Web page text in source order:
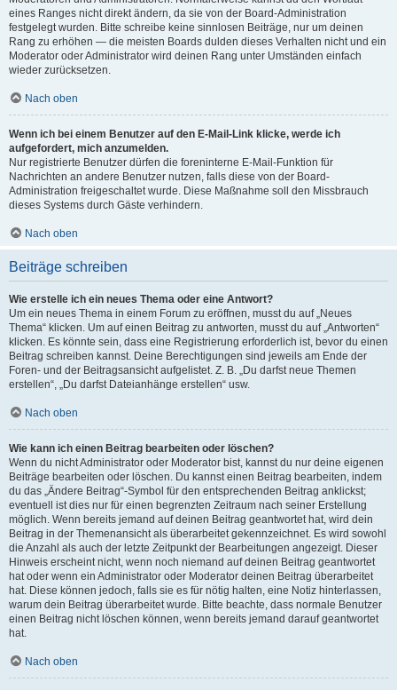
eines Ranges nicht direkt ändern, da sie von der Board-Administration
festgelegt wurden. Bitte schreibe keine sinnlosen Beiträge, nur um deinen
Rang zu erhöhen — die meisten Boards dulden dieses Verhalten nicht und ein
Moderator oder Administrator wird deinen Rang unter Umständen einfach
wieder zurücksetzen.
Nach oben
Wenn ich bei einem Benutzer auf den E-Mail-Link klicke, werde ich
aufgefordert, mich anzumelden.
Nur registrierte Benutzer dürfen die foreninterne E-Mail-Funktion für
Nachrichten an andere Benutzer nutzen, falls diese von der Board-
Administration freigeschaltet wurde. Diese Maßnahme soll den Missbrauch
dieses Systems durch Gäste verhindern.
Nach oben
Beiträge schreiben
Wie erstelle ich ein neues Thema oder eine Antwort?
Um ein neues Thema in einem Forum zu eröffnen, musst du auf „Neues
Thema“ klicken. Um auf einen Beitrag zu antworten, musst du auf „Antworten“
klicken. Es könnte sein, dass eine Registrierung erforderlich ist, bevor du einen
Beitrag schreiben kannst. Deine Berechtigungen sind jeweils am Ende der
Foren- und der Beitragsansicht aufgelistet. Z. B. „Du darfst neue Themen
erstellen“, „Du darfst Dateianhänge erstellen“ usw.
Nach oben
Wie kann ich einen Beitrag bearbeiten oder löschen?
Wenn du nicht Administrator oder Moderator bist, kannst du nur deine eigenen
Beiträge bearbeiten oder löschen. Du kannst einen Beitrag bearbeiten, indem
du das „Ändere Beitrag“-Symbol für den entsprechenden Beitrag anklickst;
eventuell ist dies nur für einen begrenzten Zeitraum nach seiner Erstellung
möglich. Wenn bereits jemand auf deinen Beitrag geantwortet hat, wird dein
Beitrag in der Themenansicht als überarbeitet gekennzeichnet. Es wird sowohl
die Anzahl als auch der letzte Zeitpunkt der Bearbeitungen angezeigt. Dieser
Hinweis erscheint nicht, wenn noch niemand auf deinen Beitrag geantwortet
hat oder wenn ein Administrator oder Moderator deinen Beitrag überarbeitet
hat. Diese können jedoch, falls sie es für nötig halten, eine Notiz hinterlassen,
warum dein Beitrag überarbeitet wurde. Bitte beachte, dass normale Benutzer
einen Beitrag nicht löschen können, wenn bereits jemand darauf geantwortet
hat.
Nach oben